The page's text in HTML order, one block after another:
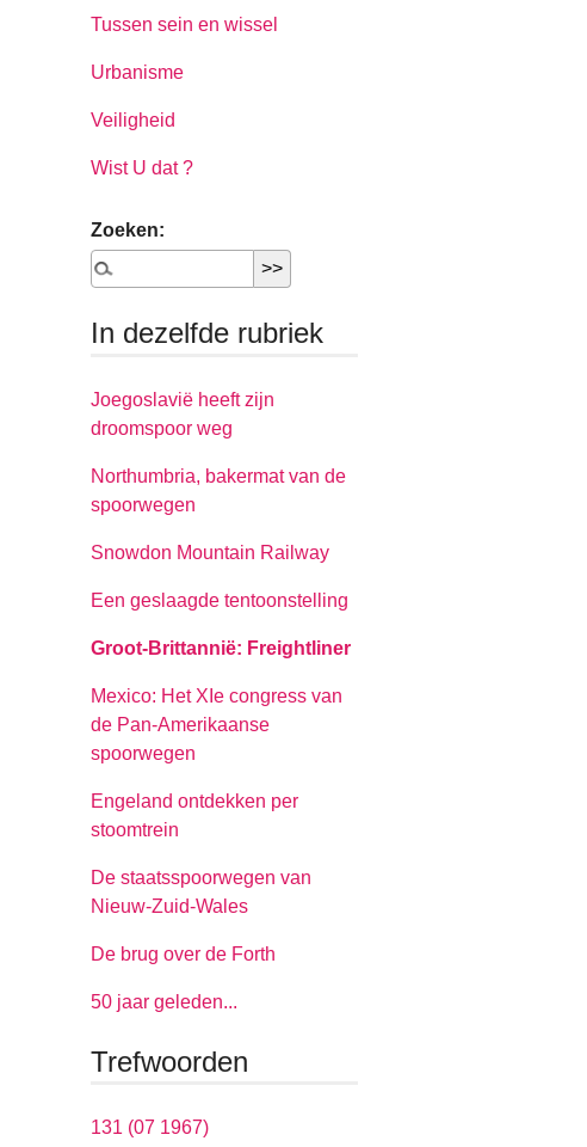
Tussen sein en wissel
Urbanisme
Veiligheid
Wist U dat ?
Zoeken:
In dezelfde rubriek
Joegoslavië heeft zijn
droomspoor weg
Northumbria, bakermat van de
spoorwegen
Snowdon Mountain Railway
Een geslaagde tentoonstelling
Groot-Brittannië: Freightliner
Mexico: Het XIe congress van
de Pan-Amerikaanse
spoorwegen
Engeland ontdekken per
stoomtrein
De staatsspoorwegen van
Nieuw-Zuid-Wales
De brug over de Forth
50 jaar geleden...
Trefwoorden
131 (07 1967)